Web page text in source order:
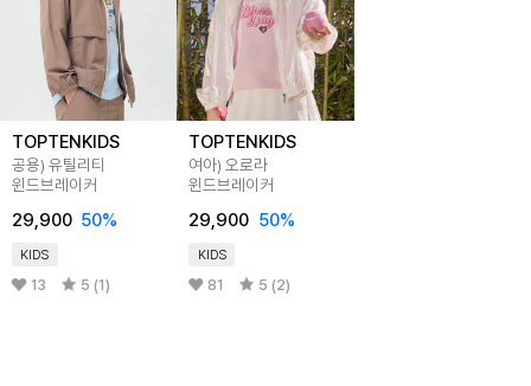
TOPTENKIDS
공용) 유틸리티
윈드브레이커
29,900 50%
KIDS
13 5 (1)
TOPTENKIDS
여아) 오로라
윈드브레이커
29,900 50%
KIDS
81 5 (2)